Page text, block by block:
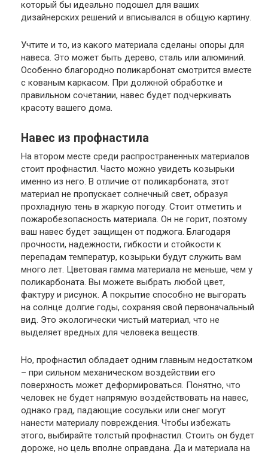
который бы идеально подошел для ваших
дизайнерских решений и вписывался в общую картину.
Учтите и то, из какого материала сделаны опоры для
навеса. Это может быть дерево, сталь или алюминий.
Особенно благородно поликарбонат смотрится вместе
с кованым каркасом. При должной обработке и
правильном сочетании, навес будет подчеркивать
красоту вашего дома.
Навес из профнастила
На втором месте среди распространенных материалов
стоит профнастил. Часто можно увидеть козырьки
именно из него. В отличие от поликарбоната, этот
материал не пропускает солнечный свет, образуя
прохладную тень в жаркую погоду. Стоит отметить и
пожаробезопасность материала. Он не горит, поэтому
ваш навес будет защищен от поджога. Благодаря
прочности, надежности, гибкости и стойкости к
перепадам температур, козырьки будут служить вам
много лет. Цветовая гамма материала не меньше, чем у
поликарбоната. Вы можете выбрать любой цвет,
фактуру и рисунок. А покрытие способно не выгорать
на солнце долгие годы, сохраняя свой первоначальный
вид. Это экологически чистый материал, что не
выделяет вредных для человека веществ.
Но, профнастил обладает одним главным недостатком
– при сильном механическом воздействии его
поверхность может деформироваться. Понятно, что
человек не будет напрямую воздействовать на навес,
однако град, падающие сосульки или снег могут
нанести материалу повреждения. Чтобы избежать
этого, выбирайте толстый профнастил. Стоить он будет
дороже, но цель вполне оправдана. Да и материала на